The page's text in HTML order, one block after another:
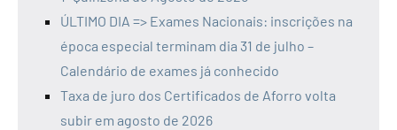
ÚLTIMO DIA => Exames Nacionais: inscrições na
época especial terminam dia 31 de julho –
Calendário de exames já conhecido
Taxa de juro dos Certificados de Aforro volta
subir em agosto de 2026